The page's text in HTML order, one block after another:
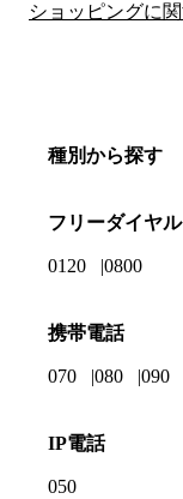
ショッピングに
種別から探す
フリーダイヤル
0120 0800
携帯電話
070 080 090
IP電話
050